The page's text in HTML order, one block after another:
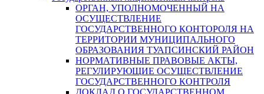
ОРГАН, УПОЛНОМОЧЕННЫЙ НА
ОСУЩЕСТВЛЕНИЕ
ГОСУДАРСТВЕННОГО КОНТОРОЛЯ НА
ТЕРРИТОРИИ МУНИЦИПАЛЬНОГО
ОБРАЗОВАНИЯ ТУАПСИНСКИЙ РАЙОН
НОРМАТИВНЫЕ ПРАВОВЫЕ АКТЫ,
РЕГУЛИРУЮЩИЕ ОСУЩЕСТВЛЕНИЕ
ГОСУДАРСТВЕННОГО КОНТРОЛЯ
ДОКЛАД О ГОСУДАРСТВЕННОМ